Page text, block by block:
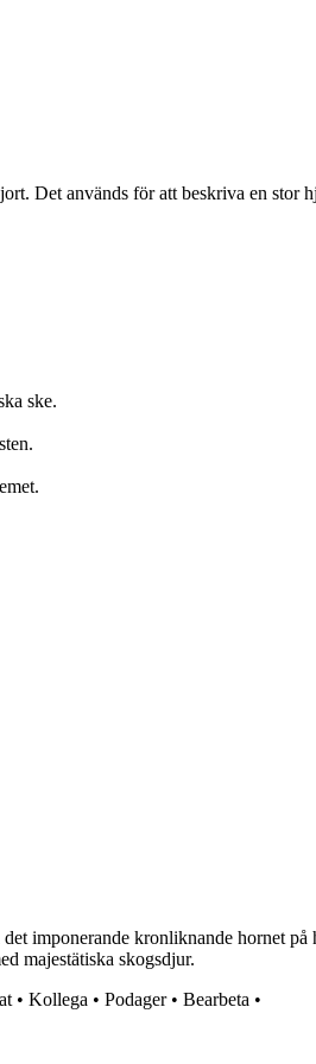
Det används för att beskriva en
ske.
imponerande kronliknande hornet
majestätiska skogsdjur.
• Kollega • Podager• Bearbeta •